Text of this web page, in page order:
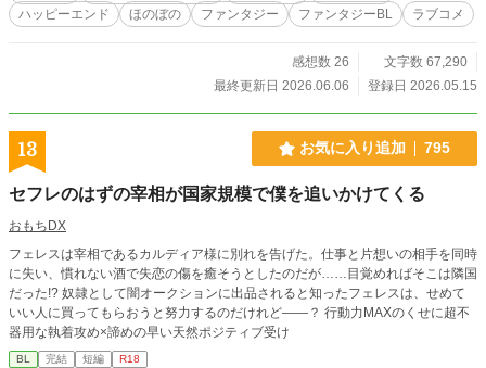
ハッピーエンド
ほのぼの ファンタジー ファンタジーBL ラブコメ
感想数 26
文字数 67,290
最終更新日 2026.06.06
登録日 2026.05.15
13 お気に入り追加 795
セフレのはずの宰相が国家規模で僕を追いかけてくる
おもちDX
フェレスは宰相であるカルディア様に別れを告げた。仕事と片想いの相手を同時
に失い、慣れない酒で失恋の傷を癒そうとしたのだが……目覚めればそこは隣国
だった!? 奴隷として闇オークションに出品されると知ったフェレスは、せめて
いい人に買ってもらおうと努力するのだけれど――？ 行動力MAXのくせに超不
器用な執着攻め×諦めの早い天然ポジティブ受け
BL 完結 短編 R18